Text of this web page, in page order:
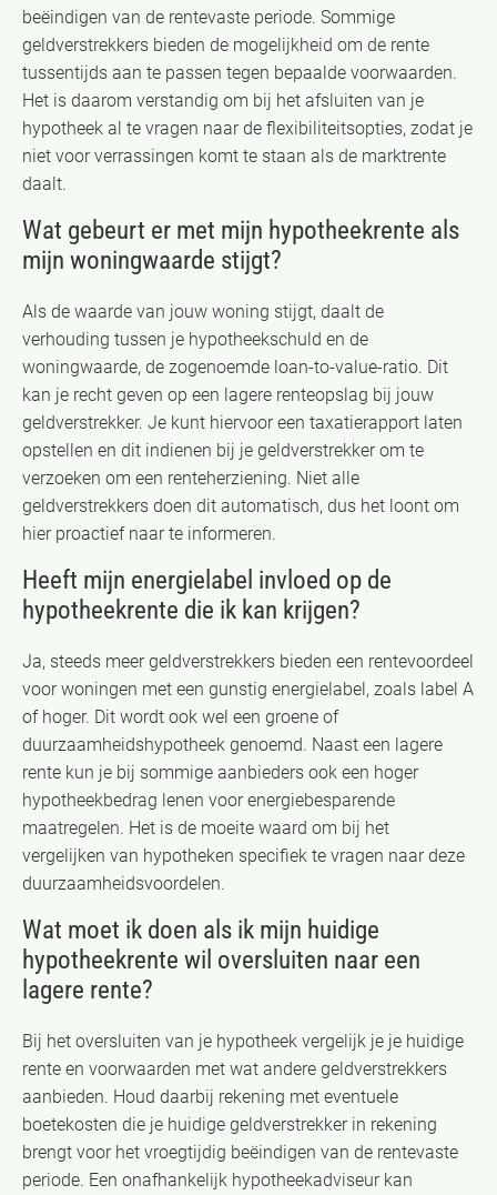
beëindigen van de rentevaste periode. Sommige
geldverstrekkers bieden de mogelijkheid om de rente
tussentijds aan te passen tegen bepaalde voorwaarden.
Het is daarom verstandig om bij het afsluiten van je
hypotheek al te vragen naar de flexibiliteitsopties, zodat je
niet voor verrassingen komt te staan als de marktrente
daalt.
Wat gebeurt er met mijn hypotheekrente als
mijn woningwaarde stijgt?
Als de waarde van jouw woning stijgt, daalt de
verhouding tussen je hypotheekschuld en de
woningwaarde, de zogenoemde loan-to-value-ratio. Dit
kan je recht geven op een lagere renteopslag bij jouw
geldverstrekker. Je kunt hiervoor een taxatierapport laten
opstellen en dit indienen bij je geldverstrekker om te
verzoeken om een renteherziening. Niet alle
geldverstrekkers doen dit automatisch, dus het loont om
hier proactief naar te informeren.
Heeft mijn energielabel invloed op de
hypotheekrente die ik kan krijgen?
Ja, steeds meer geldverstrekkers bieden een rentevoordeel
voor woningen met een gunstig energielabel, zoals label A
of hoger. Dit wordt ook wel een groene of
duurzaamheidshypotheek genoemd. Naast een lagere
rente kun je bij sommige aanbieders ook een hoger
hypotheekbedrag lenen voor energiebesparende
maatregelen. Het is de moeite waard om bij het
vergelijken van hypotheken specifiek te vragen naar deze
duurzaamheidsvoordelen.
Wat moet ik doen als ik mijn huidige
hypotheekrente wil oversluiten naar een
lagere rente?
Bij het oversluiten van je hypotheek vergelijk je je huidige
rente en voorwaarden met wat andere geldverstrekkers
aanbieden. Houd daarbij rekening met eventuele
boetekosten die je huidige geldverstrekker in rekening
brengt voor het vroegtijdig beëindigen van de rentevaste
periode. Een onafhankelijk hypotheekadviseur kan